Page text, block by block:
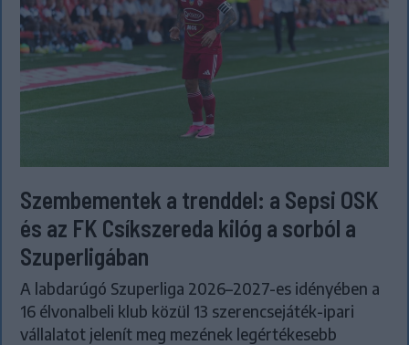
Szembementek a trenddel: a Sepsi OSK
és az FK Csíkszereda kilóg a sorból a
Szuperligában
A labdarúgó Szuperliga 2026–2027-es idényében a
16 élvonalbeli klub közül 13 szerencsejáték-ipari
vállalatot jelenít meg mezének legértékesebb